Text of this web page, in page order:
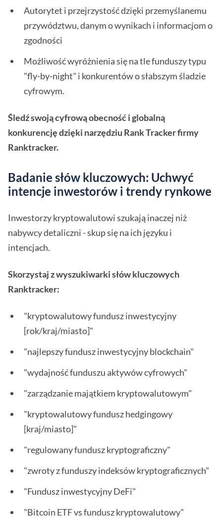
Autorytet i przejrzystość dzięki przemyślanemu
przywództwu, danym o wynikach i informacjom o
zgodności
Możliwość wyróżnienia się na tle funduszy typu
"fly-by-night" i konkurentów o słabszym śladzie
cyfrowym.
Śledź swoją cyfrową obecność i globalną
konkurencję dzięki narzędziu Rank Tracker firmy
Ranktracker.
Badanie słów kluczowych: Uchwyć
intencje inwestorów i trendy rynkowe
Inwestorzy kryptowalutowi szukają inaczej niż
nabywcy detaliczni - skup się na ich języku i
intencjach.
Skorzystaj z wyszukiwarki słów kluczowych
Ranktracker:
"kryptowalutowy fundusz inwestycyjny
[rok/kraj/miasto]"
"najlepszy fundusz inwestycyjny blockchain"
"wydajność funduszu aktywów cyfrowych"
"zarządzanie majątkiem kryptowalutowym"
"kryptowalutowy fundusz hedgingowy
[kraj/miasto]"
"regulowany fundusz kryptograficzny"
"zwroty z funduszy indeksów kryptograficznych"
"Fundusz inwestycyjny DeFi"
"Bitcoin ETF vs fundusz kryptowalutowy"